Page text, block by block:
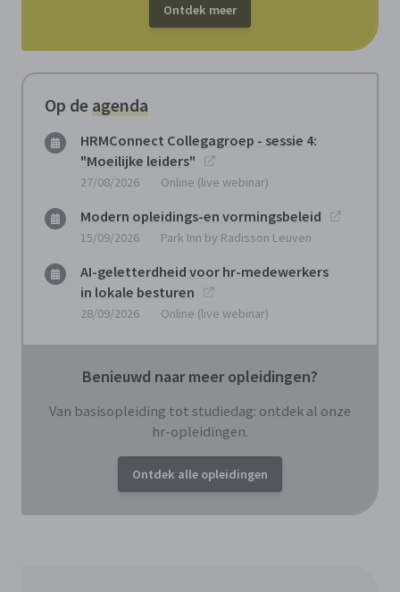
Ontdek meer
Op deagenda
HRMConnect Collegagroep - sessie 4:
"Moeilijke leiders"
27/08/2026 Online (live webinar)
Modern opleidings-en vormingsbeleid
15/09/2026 Park Inn by Radisson Leuven
AI-geletterdheid voor hr-medewerkers
in lokale besturen
28/09/2026 Online (live webinar)
Benieuwd naar meer opleidingen?
Van basisopleiding tot studiedag: ontdek al onze
hr-opleidingen.
Ontdek alle opleidingen